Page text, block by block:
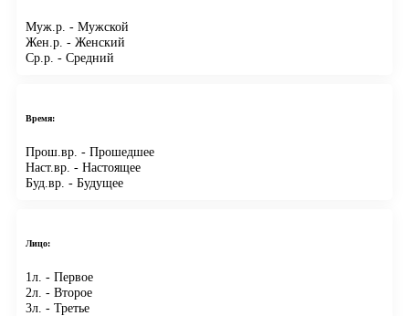
Муж.р. - Мужской
Жен.р. - Женский
Ср.р. - Средний
Время:
Прош.вр. - Прошедшее
Наст.вр. - Настоящее
Буд.вр. - Будущее
Лицо:
1л. - Первое
2л. - Второе
3л. - Третье